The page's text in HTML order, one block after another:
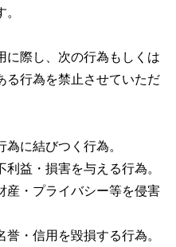
に際し、次の行為もしくは
る行為を禁止させていただ
に結びつく行為。
益・損害を与える行為。
産・プライバシー等を侵害
・信用を毀損する行為。